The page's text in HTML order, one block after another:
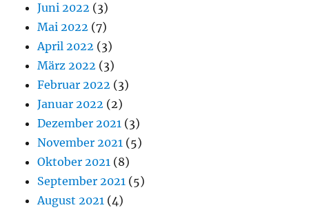
Juni 2022 (3)
Mai 2022 (7)
April 2022 (3)
März 2022 (3)
Februar 2022 (3)
Januar 2022 (2)
Dezember 2021 (3)
November 2021 (5)
Oktober 2021 (8)
September 2021 (5)
August 2021 (4)